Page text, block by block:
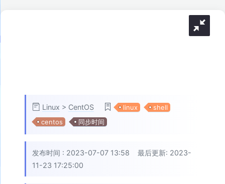
Linux > CentOS linux
shell
centos
同步时间
发布时间 : 2023-07-07 13:58 最后更新: 2023-
11-23 17:25:00